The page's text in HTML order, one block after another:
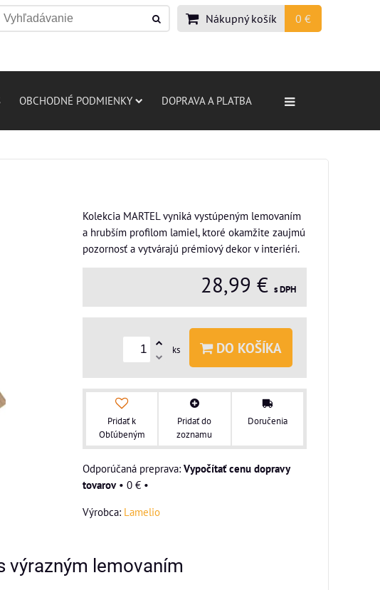
Nákupný košík 0 €
OBCHODNÉ PODMIENKY DOPRAVA A PLATBA
Kolekcia MARTEL vyniká vystúpeným lemovaním
a hrubším profilom lamiel, ktoré okamžite zaujmú
pozornosť a vytvárajú prémiový dekor v interiéri.
28,99 € s DPH
ks DO KOŠÍKA
Pridať k
Obľúbeným
Pridať do
zoznamu
Doručenia
Vypočítať cenu dopravy
tovarov• 0 € •
Výrobca: Lamelio
výrazným lemovaním